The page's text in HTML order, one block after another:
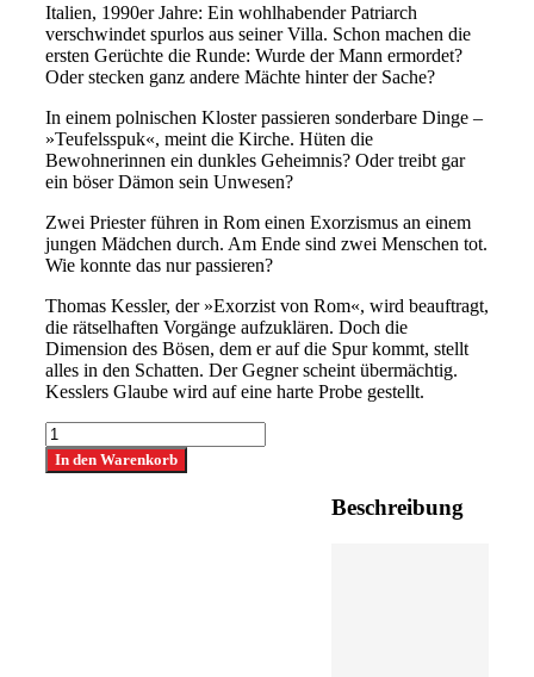
Italien, 1990er Jahre: Ein wohlhabender Patriarch
verschwindet spurlos aus seiner Villa. Schon machen die
ersten Gerüchte die Runde: Wurde der Mann ermordet?
Oder stecken ganz andere Mächte hinter der Sache?
In einem polnischen Kloster passieren sonderbare Dinge –
»Teufelsspuk«, meint die Kirche. Hüten die
Bewohnerinnen ein dunkles Geheimnis? Oder treibt gar
ein böser Dämon sein Unwesen?
Zwei Priester führen in Rom einen Exorzismus an einem
jungen Mädchen durch. Am Ende sind zwei Menschen tot.
Wie konnte das nur passieren?
Thomas Kessler, der »Exorzist von Rom«, wird beauftragt,
die rätselhaften Vorgänge aufzuklären. Doch die
Dimension des Bösen, dem er auf die Spur kommt, stellt
alles in den Schatten. Der Gegner scheint übermächtig.
Kesslers Glaube wird auf eine harte Probe gestellt.
Martin
Kolozs
-
In den Warenkorb
Beschreibung